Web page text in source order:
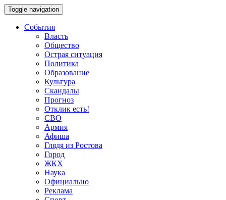
Toggle navigation
События
Власть
Общество
Острая ситуация
Политика
Образование
Культура
Скандалы
Прогноз
Отклик есть!
СВО
Армия
Афиша
Глядя из Ростова
Город
ЖКХ
Наука
Официально
Реклама